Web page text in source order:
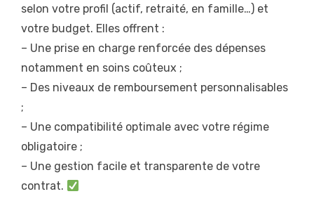
selon votre profil (actif, retraité, en famille…) et
votre budget. Elles offrent :
– Une prise en charge renforcée des dépenses
notamment en soins coûteux ;
– Des niveaux de remboursement personnalisables
;
– Une compatibilité optimale avec votre régime
obligatoire ;
– Une gestion facile et transparente de votre
contrat.